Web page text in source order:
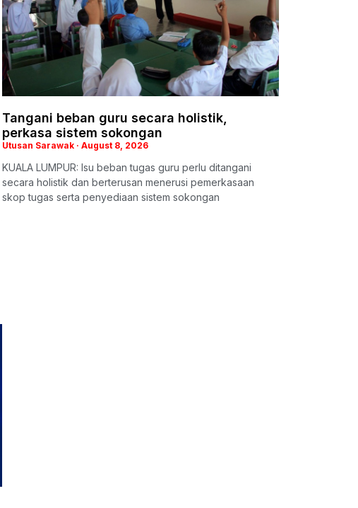
Tangani beban guru secara holistik,
perkasa sistem sokongan
Utusan Sarawak August 8, 2026
KUALA LUMPUR: Isu beban tugas guru perlu ditangani
secara holistik dan berterusan menerusi pemerkasaan
skop tugas serta penyediaan sistem sokongan